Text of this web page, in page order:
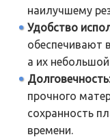
наилучшему
Удобство
обеспечивают
а их
Долговечность:
прочного
сохранность
времени.